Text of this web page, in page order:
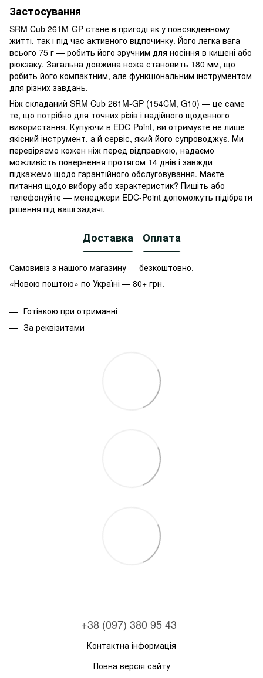
Застосування
SRM Cub 261M-GP стане в пригоді як у повсякденному
житті, так і під час активного відпочинку. Його легка вага —
всього 75 г — робить його зручним для носіння в кишені або
рюкзаку. Загальна довжина ножа становить 180 мм, що
робить його компактним, але функціональним інструментом
для різних завдань.
Ніж складаний SRM Cub 261M-GP (154CM, G10) — це саме
те, що потрібно для точних різів і надійного щоденного
використання. Купуючи в EDC-Point, ви отримуєте не лише
якісний інструмент, а й сервіс, який його супроводжує. Ми
перевіряємо кожен ніж перед відправкою, надаємо
можливість повернення протягом 14 днів і завжди
підкажемо щодо гарантійного обслуговування. Маєте
питання щодо вибору або характеристик? Пишіть або
телефонуйте — менеджери EDC-Point допоможуть підібрати
рішення під ваші задачі.
Доставка Оплата
Самовивіз з нашого магазину — безкоштовно.
«Новою поштою» по Україні — 80+ грн.
Готівкою при отриманні
За реквізитами
+38 (097) 380 95 43
Контактна інформація
Повна версія сайту